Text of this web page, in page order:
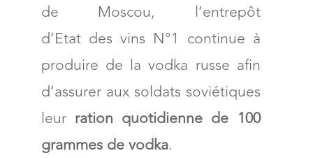
de Moscou, l’entrepôt
d’Etat des vins N°1 continue à
produire de la vodka russe afin
d’assurer aux soldats soviétiques
leur ration quotidienne de 100
grammes de vodka.